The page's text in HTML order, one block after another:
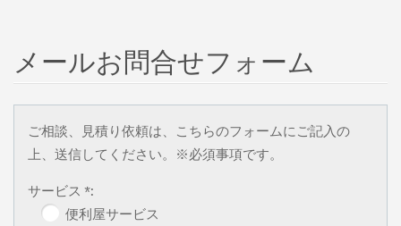
メールお問合せフォーム
ご相談、見積り依頼は、こちらのフォームにご記入の
上、送信してください。※必須事項です。
サービス *:
便利屋サービス